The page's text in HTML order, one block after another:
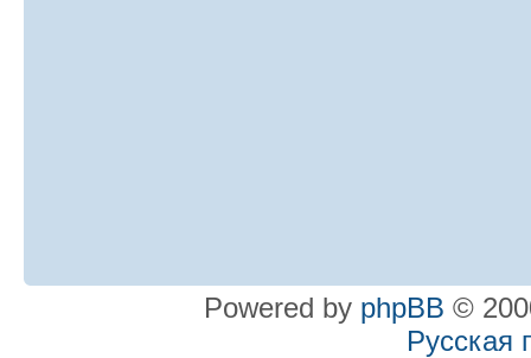
Powered by phpBB ©
Русская